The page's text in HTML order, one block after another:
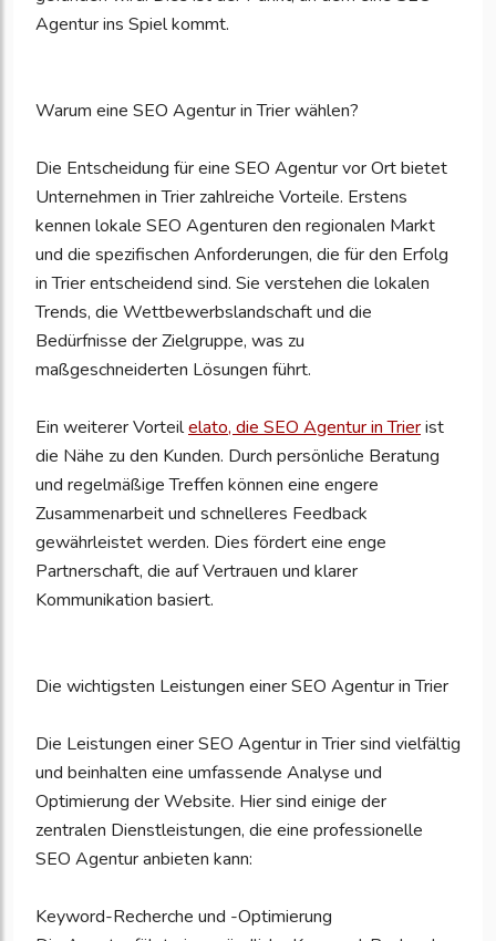
Agentur ins Spiel kommt.
Warum eine SEO Agentur in Trier wählen?
Die Entscheidung für eine SEO Agentur vor Ort bietet
Unternehmen in Trier zahlreiche Vorteile. Erstens
kennen lokale SEO Agenturen den regionalen Markt
und die spezifischen Anforderungen, die für den Erfolg
in Trier entscheidend sind. Sie verstehen die lokalen
Trends, die Wettbewerbslandschaft und die
Bedürfnisse der Zielgruppe, was zu
maßgeschneiderten Lösungen führt.
Ein weiterer Vorteilelato, die SEO Agentur in Trierist
die Nähe zu den Kunden. Durch persönliche Beratung
und regelmäßige Treffen können eine engere
Zusammenarbeit und schnelleres Feedback
gewährleistet werden. Dies fördert eine enge
Partnerschaft, die auf Vertrauen und klarer
Kommunikation basiert.
Die wichtigsten Leistungen einer SEO Agentur in Trier
Die Leistungen einer SEO Agentur in Trier sind vielfältig
und beinhalten eine umfassende Analyse und
Optimierung der Website. Hier sind einige der
zentralen Dienstleistungen, die eine professionelle
SEO Agentur anbieten kann:
Keyword-Recherche und -Optimierung